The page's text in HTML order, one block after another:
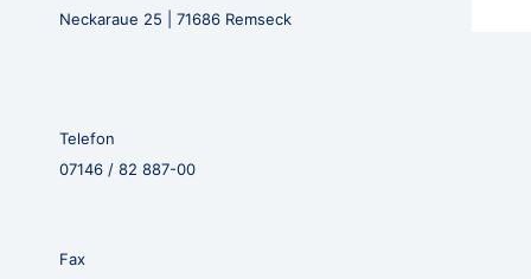
Neckaraue 25 | 71686 Remseck
Telefon
07146 / 82 887-00
Fax